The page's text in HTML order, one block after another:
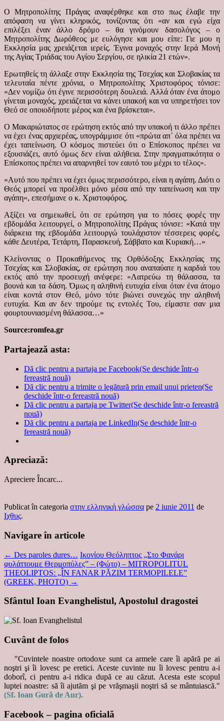
Ο Μητροπολίτης Πράγας αναφέρθηκε και στο πως έλαβε την
απόφαση να γίνει κληρικός, τονίζοντας ότι «αν και εγώ είχα
επιλέξει έναν άλλο δρόμο – θα γινόμουν δασολόγος – ο
Μητροπολίτης Δωρόθεος με ευλόγησε και μου είπε: Γιε μου η
Εκκλησία μας χρειάζεται ιερείς. Έγινα μοναχός στην Ιερά Μονή
της Αγίας Τριάδας του Αγίου Σεργίου, σε ηλικία 21 ετών».
Ερωτηθείς τη άλλαξε στην Εκκλησία της Τσεχίας και Σλοβακίας τα
τελευταία πέντε χρόνια, ο Μητροπολίτης Χριστοφόρος τόνισε:
«Δεν νομίζω ότι έγινε περισσότερη δουλειά. Αλλά όταν ένα άτομο
γίνεται μοναχός, χρειάζεται να κάνει υπακοή και να υπηρετήσει τον
Θεό σε οποιοδήποτε μέρος και ένα βρίσκεται».
Ο Μακαριώτατος σε ερώτηση εκτός από την υπακοή τι άλλο πρέπει
να έχει ένας αρχιερέας, υπογράμμισε ότι «πρώτα απ΄ όλα πρέπει να
έχει ταπείνωση. Ο κόσμος πιστεύει ότι ο Επίσκοπος πρέπει να
εξουσιάζει, αυτό όμως δεν είναι αλήθεια. Στην πραγματικότητα ο
Επίσκοπος πρέπει να απαρνηθεί τον εαυτό του μέχρι το τέλος».
«Αυτό που πρέπει να έχει όμως περισσότερο, είναι η αγάπη. Διότι ο
Θεός μπορεί να προέλθει μόνο μέσα από την ταπείνωση και την
αγάπη», επεσήμανε ο κ. Χριστοφόρος.
Αξίζει να σημειωθεί, ότι σε ερώτηση για το πόσες φορές την
εβδομάδα λειτουργεί, ο Μητροπολίτης Πράγας τόνισε: «Κατά την
διάρκεια της εβδομάδα λειτουργώ τουλάχιστον τέσσερεις φορές,
κάθε Δευτέρα, Τετάρτη, Παρασκευή, Σάββατο και Κυριακή…»
Κλείνοντας ο Προκαθήμενος της Ορθόδοξης Εκκλησίας της
Τσεχίας και Σλοβακίας, σε ερώτηση που αναπαύατε η καρδιά του
εκτός από την προσευχή ανέφερε: «Λατρεύω τη θάλασσα, τα
βουνά και τα δάση. Όμως η αληθινή ευτυχία είναι όταν ένα άτομο
είναι κοντά στον Θεό, μόνο τότε βιώνει συνεχώς την αληθινή
ευτυχία. Και αν δεν τηρούμε τις εντολές Του, είμαστε σαν μια
φουρτουνιασμένη θάλασσα…»
Source:romfea.gr
Partajează asta:
Dă clic pentru a partaja pe Facebook(Se deschide într-o
fereastră nouă)
Dă clic pentru a trimite o legătură prin email unui prieten(Se
deschide într-o fereastră nouă)
Dă clic pentru a partaja pe Twitter(Se deschide într-o fereastră
nouă)
Dă clic pentru a partaja pe LinkedIn(Se deschide într-o
fereastră nouă)
Apreciază:
Apreciere Încarc...
Publicat în categoria στην ελληνική γλώσσα pe 2 iunie 2011 de
Ιχθυς.
Navigare în articole
← Des paroles dures… Ικονίου Θεόληπτος „Στο Φανάρι
φυλάττουμε Θερμοπύλες” – (Φώτο) – MITROPOLITUL
THEOLIPTOS: „ÎN FANAR PĂZIM TERMOPILELE”
(GREEK, PHOTO) →
Sfântul Ioan Evanghelistul, Apostolul dragostei
Cuvânt de folos
"Cuvintele noastre ortodoxe sunt ca armele care îi apără pe ai
noştri şi îi lovesc pe eretici. Aceste cuvinte nu îi lovesc pentru a-i
doborî, ci pentru a-i ridica după ce au căzut. Acesta este scopul
luptei noastre: să îi ajutăm şi pe vrăşmaşii noştri să se mântuiască."
(Sf. Ioan Gură de Aur).
Facebook – pagina oficială